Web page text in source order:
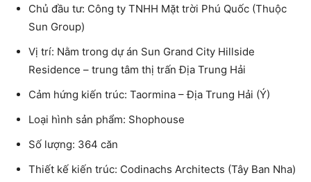
Chủ đầu tư: Công ty TNHH Mặt trời Phú Quốc (Thuộc
Sun Group)
Vị trí: Nằm trong dự án Sun Grand City Hillside
Residence – trung tâm thị trấn Địa Trung Hải
Cảm hứng kiến trúc: Taormina – Địa Trung Hải (Ý)
Loại hình sản phẩm: Shophouse
Số lượng: 364 căn
Thiết kế kiến trúc: Codinachs Architects (Tây Ban Nha)